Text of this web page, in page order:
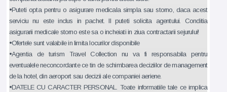
•Puteti opta pentru o asigurare medicala simpla sau storno, daca acest
serviciu nu este inclus in pachet. Il puteti solicita agentului. Conditia
asigurarii medicale storno este sa o incheiati in ziua contractarii sejurului!
•Ofertele sunt valabile in limita locurilor disponibile
•Agentia de turism Travel Collection nu va fi responsabila pentru
eventualele neconcordante ce tin de schimbarea deciziilor de management
de la hotel, din aeroport sau decizii ale companiei aeriene.
•DATELE CU CARACTER PERSONAL. Toate informatiile tale ce implica